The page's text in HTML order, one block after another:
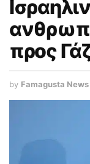
προς
by Famagusta News